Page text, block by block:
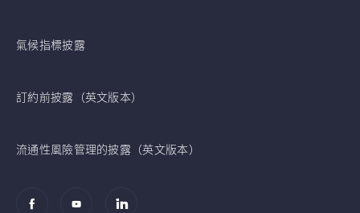
氣候指標披露
訂約前披露（英文版本）
流通性風險管理的披露（英文版本）